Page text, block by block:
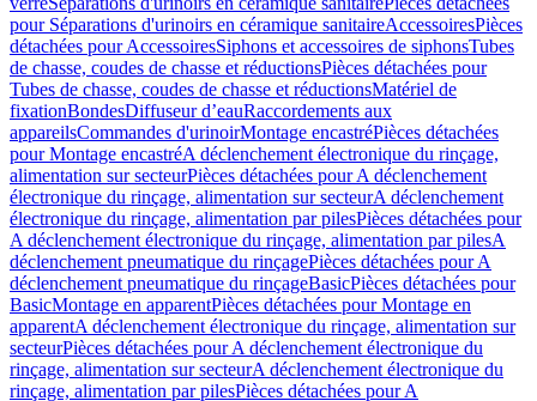
pour Séparations d'urinoirs en céramique sanitaireAccessoiresPièces
détachées pour AccessoiresSiphons et accessoires de siphonsTubes
de chasse, coudes de chasse et réductionsPièces détachées pour
Tubes de chasse, coudes de chasse et réductionsMatériel de
fixationBondesDiffuseur d’eauRaccordements aux
appareilsCommandes d'urinoirMontage encastréPièces détachées
pour Montage encastréA déclenchement électronique du rinçage,
alimentation sur secteurPièces détachées pour A déclenchement
électronique du rinçage, alimentation sur secteurA déclenchement
électronique du rinçage, alimentation par pilesPièces détachées pour
A déclenchement électronique du rinçage, alimentation par pilesA
déclenchement pneumatique du rinçagePièces détachées pour A
déclenchement pneumatique du rinçageBasicPièces détachées pour
BasicMontage en apparentPièces détachées pour Montage en
apparentA déclenchement électronique du rinçage, alimentation sur
secteurPièces détachées pour A déclenchement électronique du
rinçage, alimentation sur secteurA déclenchement électronique du
rinçage, alimentation par pilesPièces détachées pour A